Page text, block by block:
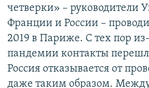
четверки» – руководители
Франции и России –
2019 в Париже. С тех пор
пандемии контакты
Россия отказывается от
даже таким образом.